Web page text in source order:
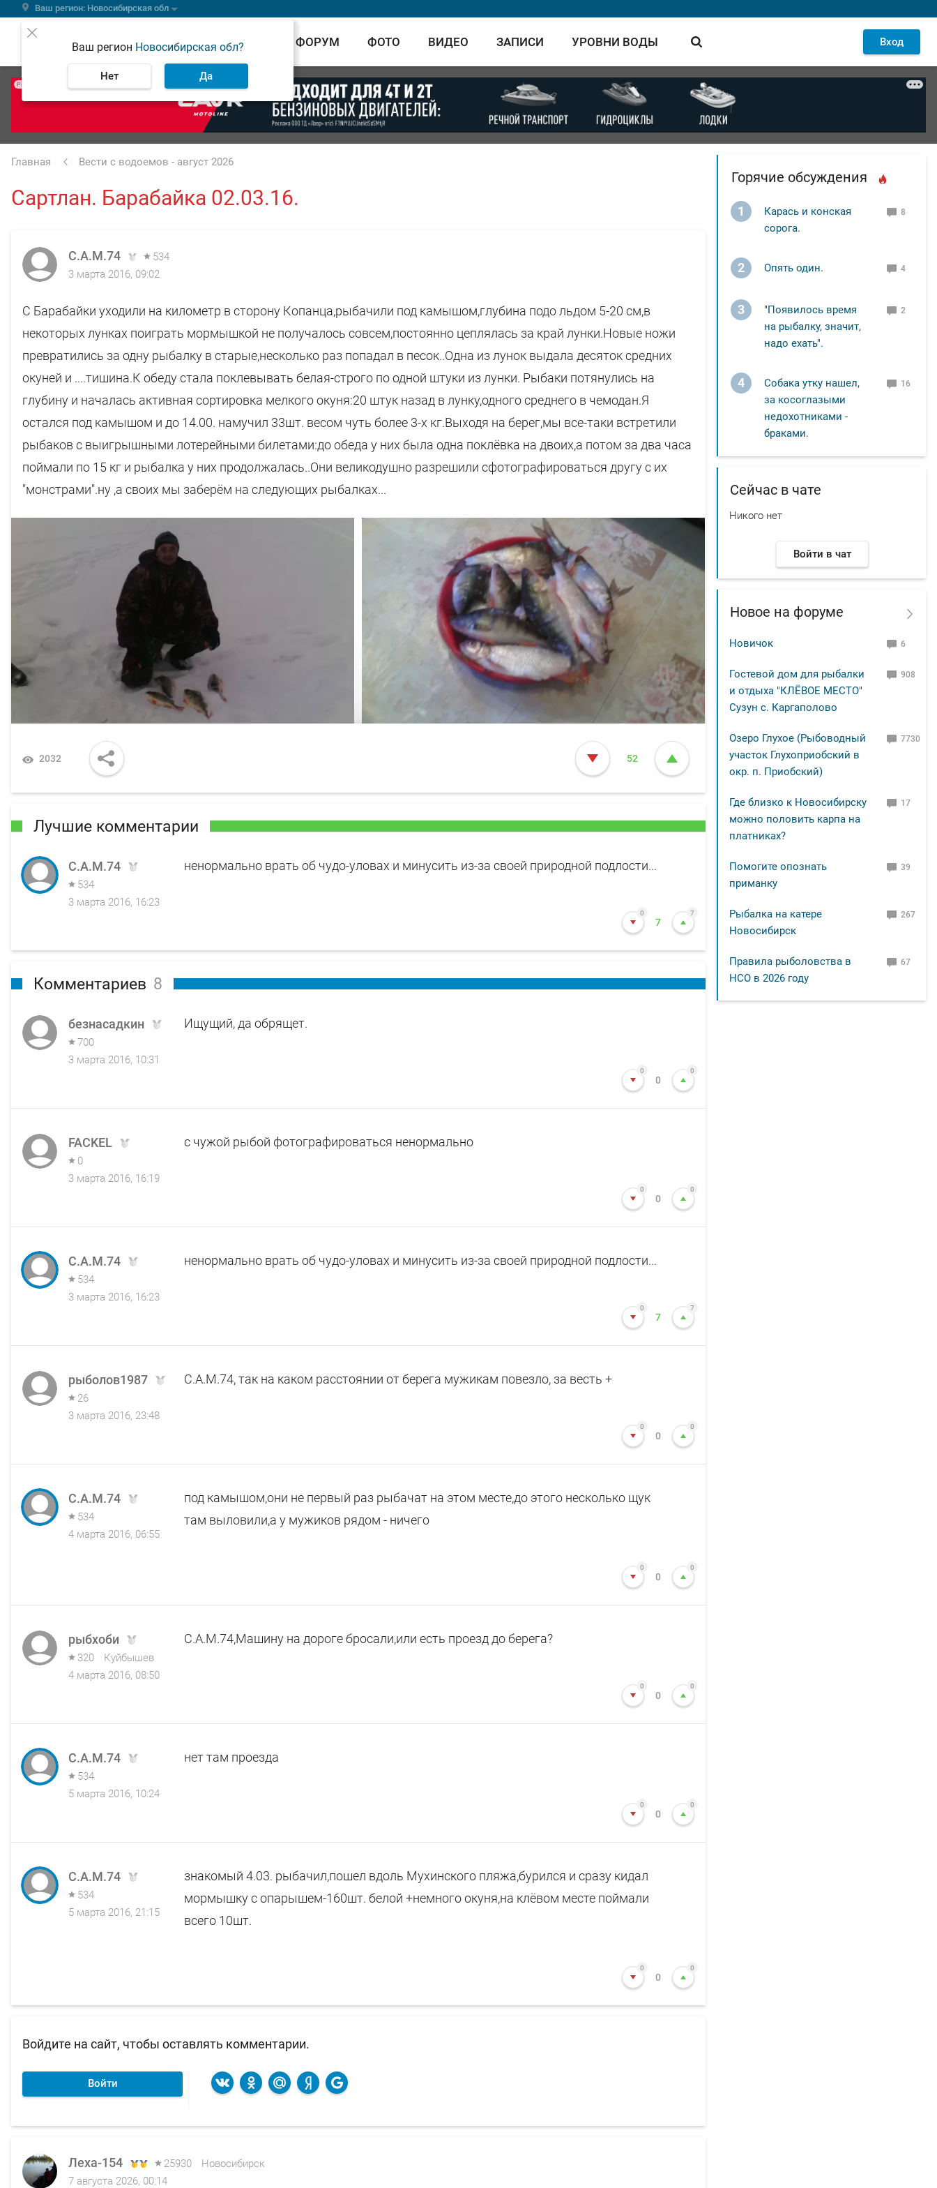
Ваш регион: Новосибирская обл
Ваш регион Новосибирская обл?
Нет Да
ВЕСТИ ФОРУМ ФОТО ВИДЕО ЗАПИСИ УРОВНИ ВОДЫ Вход
РЕКЛАМА
Главная Вести с водоемов - август 2026
Сартлан. Барабайка 02.03.16.
C.A.M.74
534
3 марта 2016, 09:02
С Барабайки уходили на километр в сторону Копанца,рыбачили под камышом,глубина подо льдом 5-20 см,в
некоторых лунках поиграть мормышкой не получалось совсем,постоянно цеплялась за край лунки.Новые ножи
превратились за одну рыбалку в старые,несколько раз попадал в песок..Одна из лунок выдала десяток средних
окуней и ....тишина.К обеду стала поклевывать белая-строго по одной штуки из лунки. Рыбаки потянулись на
глубину и началась активная сортировка мелкого окуня:20 штук назад в лунку,одного среднего в чемодан.Я
остался под камышом и до 14.00. намучил 33шт. весом чуть более 3-х кг.Выходя на берег,мы все-таки встретили
рыбаков с выигрышными лотерейными билетами:до обеда у них была одна поклёвка на двоих,а потом за два часа
поймали по 15 кг и рыбалка у них продолжалась..Они великодушно разрешили сфотографироваться другу с их
"монстрами".ну ,а своих мы заберём на следующих рыбалках...
2032 52
Лучшие комментарии
C.A.M.74
534
3 марта 2016, 16:23
ненормально врать об чудо-уловах и минусить из-за своей природной подлости...
0
7
7
Комментариев 8
безнасадкин
700
3 марта 2016, 10:31
Ищущий, да обрящет.
0
0
0
FACKEL
0
3 марта 2016, 16:19
с чужой рыбой фотографироваться ненормально
0
0
0
C.A.M.74
534
3 марта 2016, 16:23
ненормально врать об чудо-уловах и минусить из-за своей природной подлости...
0
7
7
рыболов1987
26
3 марта 2016, 23:48
C.A.M.74, так на каком расстоянии от берега мужикам повезло, за весть +
0
0
0
C.A.M.74
534
4 марта 2016, 06:55
под камышом,они не первый раз рыбачат на этом месте,до этого несколько щук
там выловили,а у мужиков рядом - ничего
0
0
0
рыбхоби
320
Куйбышев
4 марта 2016, 08:50
C.A.M.74,Машину на дороге бросали,или есть проезд до берега?
0
0
0
C.A.M.74
534
5 марта 2016, 10:24
нет там проезда
0
0
0
C.A.M.74
534
5 марта 2016, 21:15
знакомый 4.03. рыбачил,пошел вдоль Мухинского пляжа,бурился и сразу кидал
мормышку с опарышем-160шт. белой +немного окуня,на клёвом месте поймали
всего 10шт.
0
0
0
Войдите на сайт, чтобы оставлять комментарии.
Войти
Леха-154 25930
Новосибирск
7 августа 2026, 00:14
Леха-154 25930
Новосибирск
4 августа 2026, 12:52
Горячие обсуждения
1
Карась и конская
сорога.
8
2 Опять один. 4
3
"Появилось время
на рыбалку, значит,
надо ехать".
2
4
Собака утку нашел,
за косоглазыми
недохотниками -
браками.
16
Сейчас в чате
Никого нет
Войти в чат
Новое на форуме
Новичок 6
Гостевой дом для рыбалки
и отдыха "КЛЁВОЕ МЕСТО"
Сузун с. Каргаполово
908
Озеро Глухое (Рыбоводный
участок Глухоприобский в
окр. п. Приобский)
7730
Где близко к Новосибирску
можно половить карпа на
платниках?
17
Помогите опознать
приманку
39
Рыбалка на катере
Новосибирск
267
Правила рыболовства в
НСО в 2026 году
67